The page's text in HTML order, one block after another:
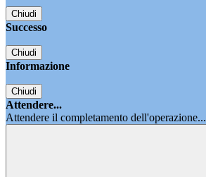
Chiudi
Successo
Chiudi
Informazione
Chiudi
Attendere...
Attendere il completamento dell'operazione...